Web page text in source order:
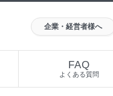
企業・経営者様へ
FAQ
よくある質問